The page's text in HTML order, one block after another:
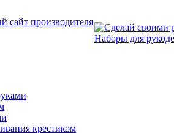
сайт производителя
Наборы для
крестиком